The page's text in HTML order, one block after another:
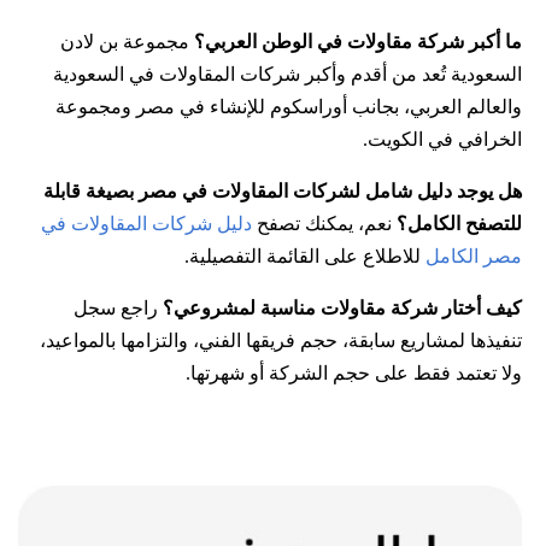
ما أكبر شركة مقاولات في الوطن العربي؟ مجموعة بن لادن
السعودية تُعد من أقدم وأكبر شركات المقاولات في السعودية
والعالم العربي، بجانب أوراسكوم للإنشاء في مصر ومجموعة
الخرافي في الكويت.
هل يوجد دليل شامل لشركات المقاولات في مصر بصيغة قابلة
للتصفح الكامل؟ نعم، يمكنك تصفح دليل شركات المقاولات في
مصر الكامل للاطلاع على القائمة التفصيلية.
كيف أختار شركة مقاولات مناسبة لمشروعي؟ راجع سجل
تنفيذها لمشاريع سابقة، حجم فريقها الفني، والتزامها بالمواعيد،
ولا تعتمد فقط على حجم الشركة أو شهرتها.